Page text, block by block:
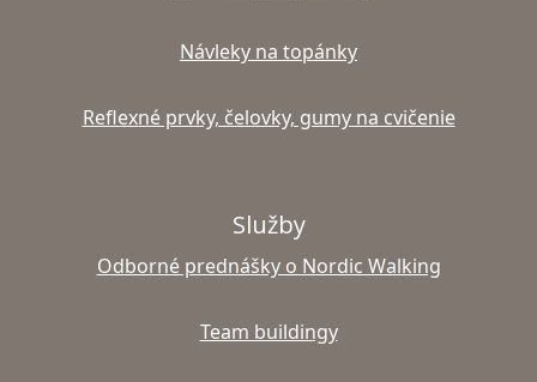
Návleky na topánky
Reflexné prvky, čelovky, gumy na cvičenie
Služby
Odborné prednášky o Nordic Walking
Team buildingy